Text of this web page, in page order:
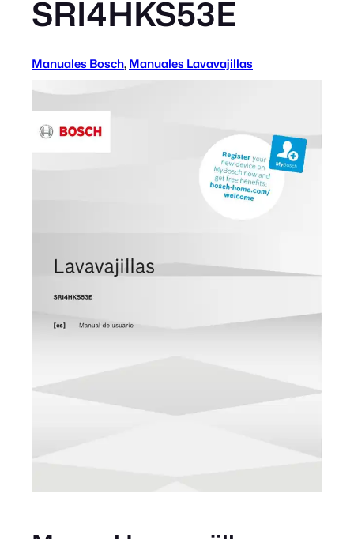
SRI4HKS53E
Manuales Bosch, Manuales Lavavajillas